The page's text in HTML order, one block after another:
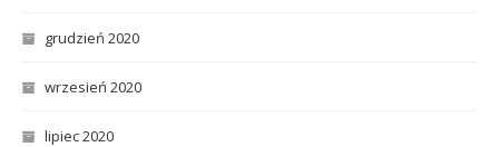
grudzień 2020
wrzesień 2020
lipiec 2020